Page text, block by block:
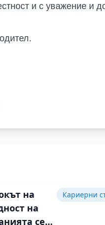
и с уважение и
на
на
се
Кариерни